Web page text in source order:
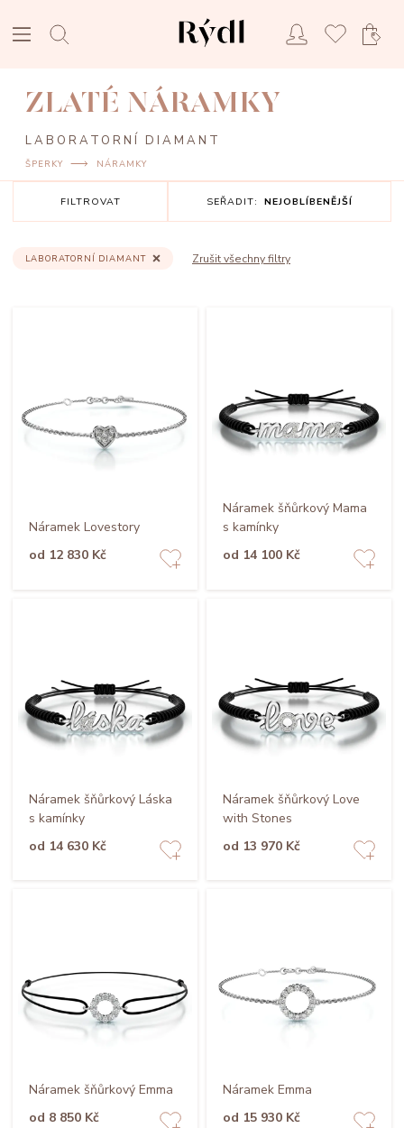
ZLATÉ NÁRAMKY
LABORATORNÍ DIAMANT
ŠPERKY NÁRAMKY
FILTROVAT SEŘADIT: NEJOBLÍBENĚJŠÍ
Zrušit všechny filtry
LABORATORNÍ DIAMANT
Náramek Lovestory
od 12 830 Kč
Náramek šňůrkový Mama
s kamínky
od 14 100 Kč
Náramek šňůrkový Láska
s kamínky
od 14 630 Kč
Náramek šňůrkový Love
with Stones
od 13 970 Kč
Náramek šňůrkový Emma
od 8 850 Kč
Náramek Emma
od 15 930 Kč